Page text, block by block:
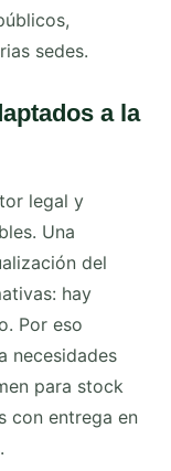
sedes.
a la
legal y
Una
del
hay
Por eso
necesidades
para stock
con entrega en